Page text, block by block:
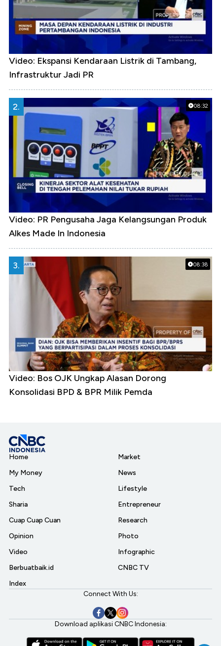
Video: Ekspansi Kendaraan Listrik di Tambang,
Infrastruktur Jadi PR
08:32
2.
Video: PR Pengusaha Jaga Kelangsungan Produk
Alkes Made In Indonesia
08:38
3.
Video: Bos OJK Ungkap Alasan Dorong
Konsolidasi BPD & BPR Milik Pemda
Home
My Money
Tech
Sharia
Cuap Cuap Cuan
Opinion
Video
Berbuatbaik.id
Index
Market
News
Lifestyle
Entrepreneur
Research
Photo
Infographic
CNBC TV
Connect With Us:
Download aplikasi CNBC Indonesia: